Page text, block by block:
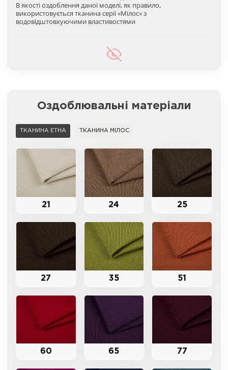
В якості оздоблення даної моделі, як правило,
використовується тканина серії «Мілос» з
водовідштовхуючими властивостями
Оздоблювальні матеріали
ТКАНИНА ЕТНА ТКАНИНА МІЛОС
21 24 25
27 35 51
60 65 77